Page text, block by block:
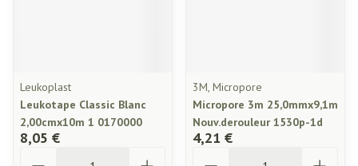
Leukoplast
Leukotape Classic Blanc
2,00cmx10m 1 0170000
8,05 €
3M, Micropore
Micropore 3m 25,0mmx9,1m
Nouv.derouleur 1530p-1d
4,21 €